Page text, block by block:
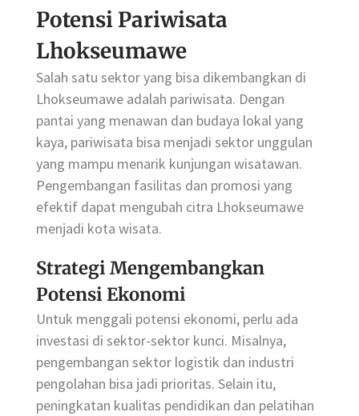
Potensi Pariwisata
Lhokseumawe
Salah satu sektor yang bisa dikembangkan di
Lhokseumawe adalah pariwisata. Dengan
pantai yang menawan dan budaya lokal yang
kaya, pariwisata bisa menjadi sektor unggulan
yang mampu menarik kunjungan wisatawan.
Pengembangan fasilitas dan promosi yang
efektif dapat mengubah citra Lhokseumawe
menjadi kota wisata.
Strategi Mengembangkan
Potensi Ekonomi
Untuk menggali potensi ekonomi, perlu ada
investasi di sektor-sektor kunci. Misalnya,
pengembangan sektor logistik dan industri
pengolahan bisa jadi prioritas. Selain itu,
peningkatan kualitas pendidikan dan pelatihan